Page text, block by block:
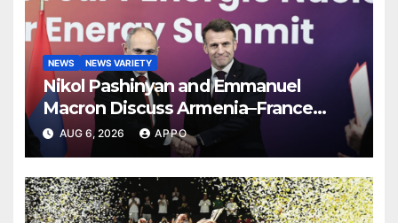
NEWS NEWS VARIETY
Nikol Pashinyan and Emmanuel
Macron Discuss Armenia–France
Strategic Partnership
AUG 6, 2026 APPO